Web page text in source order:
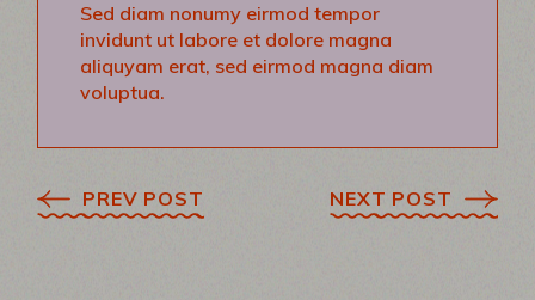
Sed diam nonumy eirmod tempor
invidunt ut labore et dolore magna
aliquyam erat, sed eirmod magna diam
voluptua.
PREV POST NEXT POST